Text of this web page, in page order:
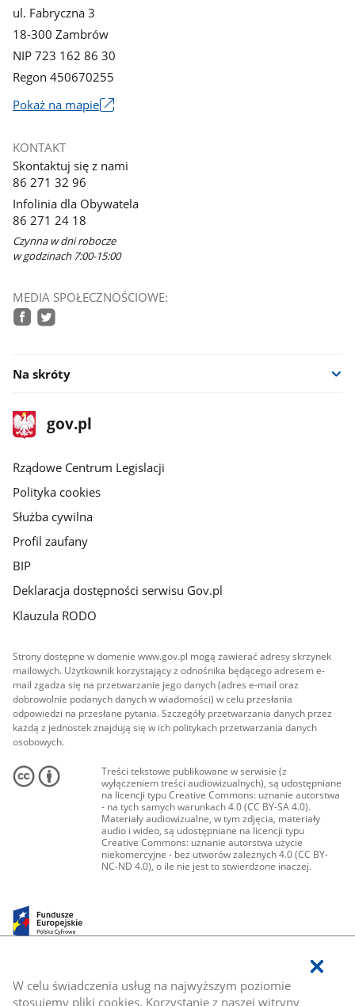
W celu świadczenia usług na najwyższym poziomie
stosujemy pliki cookies. Korzystanie z naszej witryny
ul. Fabryczna 3
18-300 Zambrów
NIP 723 162 86 30
Regon 450670255
Pokaż na mapieLink
nowym
KONTAKT
Skontaktuj się z nami
86 271 32 96
Infolinia dla Obywatela
86 271 24 18
Czynna w dni robocze
w godzinach 7:00-15:00
MEDIA SPOŁECZNOŚCIOWE:
Na skróty
stopka
gov.plStrona
gov.pl
Rządowe Centrum Legislacji
Polityka cookies
Służba cywilna
Profil zaufany
BIP
Deklaracja dostępności serwisu Gov.pl
Klauzula RODO
Strony dostępne w domenie www.gov.pl mogą zawierać adresy skrzynek
mailowych. Użytkownik korzystający z odnośnika będącego adresem e-
mail zgadza się na przetwarzanie jego danych (adres e-mail oraz
dobrowolnie podanych danych w wiadomości) w celu przesłania
odpowiedzi na przesłane pytania. Szczegóły przetwarzania danych przez
każdą z jednostek znajdują się w ich politykach przetwarzania danych
osobowych.
Treści tekstowe publikowane w serwisie (z
wyłączeniem treści audiowizualnych), są udostępniane
na licencji typu Creative Commons: uznanie autorstwa
- na tych samych warunkach 4.0 (CC BY-SA 4.0).
Materiały audiowizualne, w tym zdjęcia, materiały
audio i wideo, są udostępniane na licencji typu
Creative Commons: uznanie autorstwa użycie
niekomercyjne - bez utworów zależnych 4.0 (CC BY-
NC-ND 4.0), o ile nie jest to stwierdzone inaczej.